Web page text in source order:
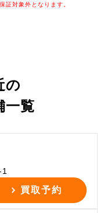
証対象外となります。
の
一覧
1
買取予約